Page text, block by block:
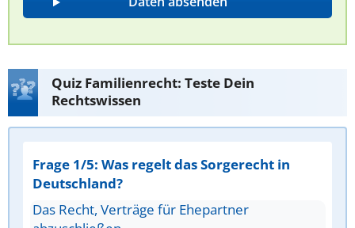
Quiz Familienrecht: Teste Dein
Rechtswissen
Frage 1/5: Was regelt das Sorgerecht in
Deutschland?
Das Recht, Verträge für Ehepartner